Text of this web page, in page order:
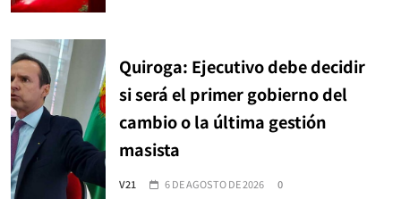
Quiroga: Ejecutivo debe decidir
si será el primer gobierno del
cambio o la última gestión
masista
V21 6 DE AGOSTO DE 2026 0